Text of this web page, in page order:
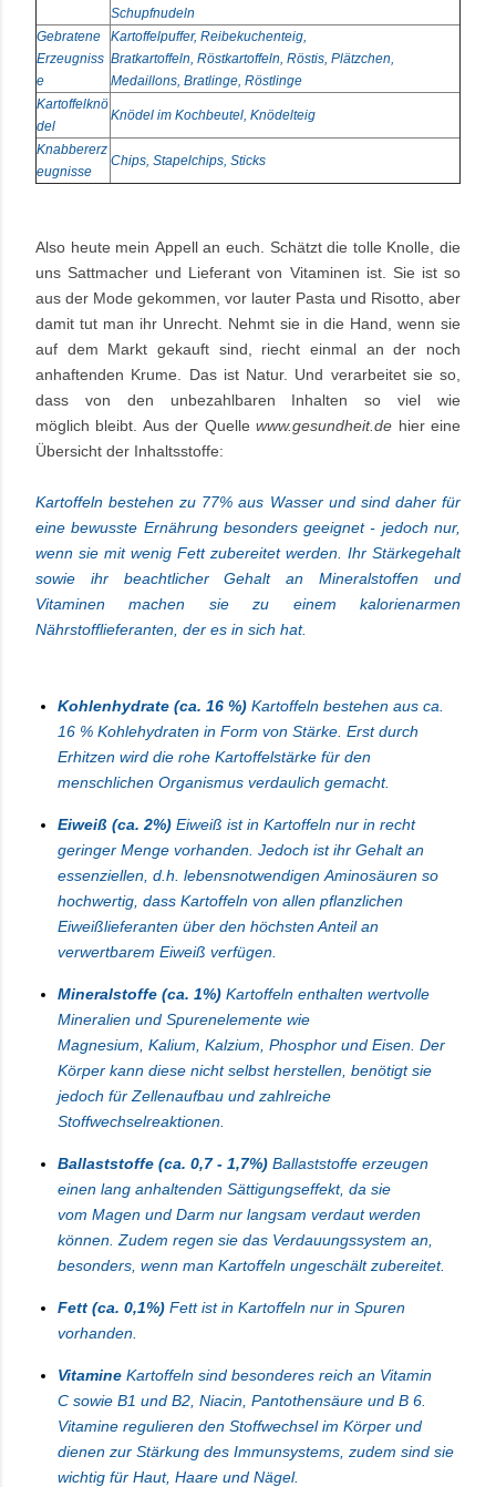
Schupfnudeln
Gebratene
Erzeugniss
e
Kartoffelpuffer, Reibekuchenteig,
Bratkartoffeln, Röstkartoffeln, Röstis, Plätzchen,
Medaillons, Bratlinge, Röstlinge
Kartoffelknö
del
Knödel im Kochbeutel, Knödelteig
Knabbererz
eugnisse
Chips, Stapelchips, Sticks
Also heute mein Appell an euch. Schätzt die tolle Knolle, die
uns Sattmacher und Lieferant von Vitaminen ist. Sie ist so
aus der Mode gekommen, vor lauter Pasta und Risotto, aber
damit tut man ihr Unrecht. Nehmt sie in die Hand, wenn sie
auf dem Markt gekauft sind, riecht einmal an der noch
anhaftenden Krume. Das ist Natur. Und verarbeitet sie so,
dass von den unbezahlbaren Inhalten so viel wie
möglich bleibt. Aus der Quellewww.gesundheit.de hier eine
Übersicht der Inhaltsstoffe:
Kartoffeln bestehen zu 77% aus Wasser und sind daher für
eine bewusste Ernährung besonders geeignet - jedoch nur,
wenn sie mit wenig Fett zubereitet werden. Ihr Stärkegehalt
sowie ihr beachtlicher Gehalt an Mineralstoffen und
Vitaminen machen sie zu einem kalorienarmen
Nährstofflieferanten, der es in sich hat.
Kohlenhydrate (ca. 16 %) Kartoffeln bestehen aus ca.
16 % Kohlehydraten in Form von Stärke. Erst durch
Erhitzen wird die rohe Kartoffelstärke für den
menschlichen Organismus verdaulich gemacht.
Eiweiß (ca. 2%) Eiweiß ist in Kartoffeln nur in recht
geringer Menge vorhanden. Jedoch ist ihr Gehalt an
essenziellen, d.h. lebensnotwendigen Aminosäuren so
hochwertig, dass Kartoffeln von allen pflanzlichen
Eiweißlieferanten über den höchsten Anteil an
verwertbarem Eiweiß verfügen.
Mineralstoffe (ca. 1%) Kartoffeln enthalten wertvolle
Mineralien und Spurenelemente wie
Magnesium, Kalium Kalzium , Phosphor und Eisen. Der
Körper kann diese nicht selbst herstellen, benötigt sie
jedoch für Zellenaufbau und zahlreiche
Stoffwechselreaktionen.
Ballaststoffe (ca. 0,7 - 1,7%) Ballaststoffe erzeugen
einen lang anhaltenden Sättigungseffekt, da sie
vom Magen und Darm nur langsam verdaut werden
können. Zudem regen sie das Verdauungssystem an,
besonders, wenn man Kartoffeln ungeschält zubereitet.
Fett (ca. 0,1%) Fett ist in Kartoffeln nur in Spuren
vorhanden.
Vitamine Kartoffeln sind besonderes reich an Vitamin
C sowie B1 und B2, Niacin , Pantothensäure und B 6.
Vitamine regulieren den Stoffwechselim Körper und
dienen zur Stärkung des Immunsystems, zudem sind sie
wichtig für Haut, Haare und Nägel.